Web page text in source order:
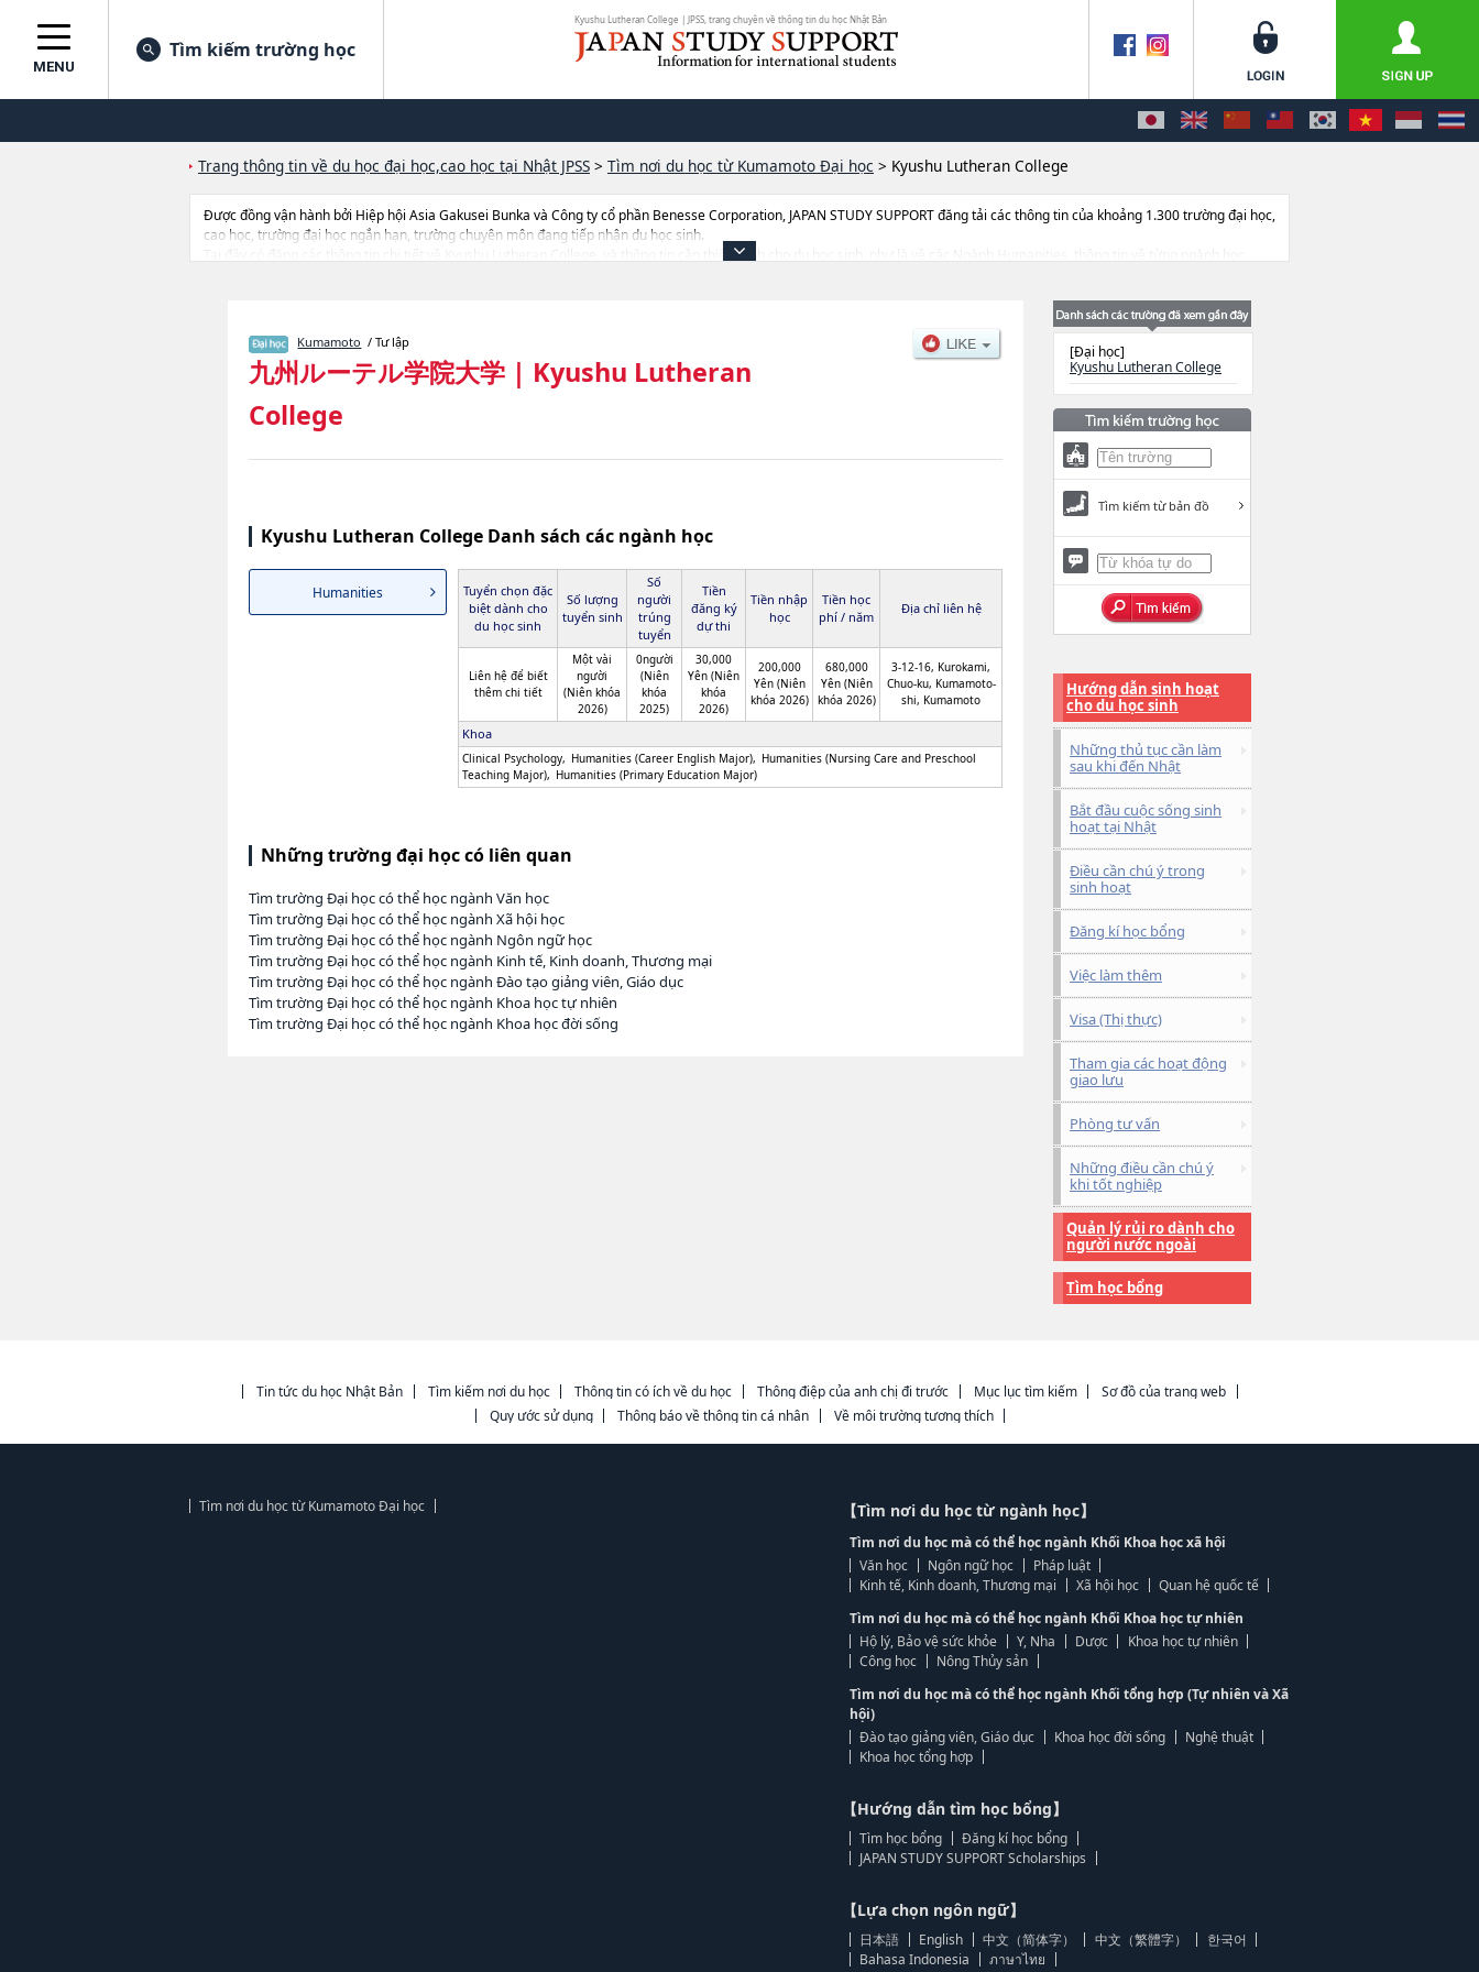
Kyushu Lutheran College | JPSS, trang chuyên về thông tin du học Nhật Bản
MENU
Tìm kiếm trường học
Trang thông tin về du học đại học,cao học tại Nhật JPSS > Tìm nơi du học từ Kumamoto Đại học > Kyushu Lutheran College
Được đồng vận hành bởi Hiệp hội Asia Gakusei Bunka và Công ty cổ phần Benesse Corporation, JAPAN STUDY SUPPORT đăng tải các thông tin của khoảng 1.300 trường đại học,
cao học, trường đại học ngắn hạn, trường chuyên môn đang tiếp nhận du học sinh.
Tại đây có đăng các thông tin chi tiết về Kyushu Lutheran College, và thông tin cần thiết dành cho du học sinh, như là về các Ngành Humanities, thông tin về từng ngành học,
Kumamoto / Tư lập
九州ルーテル学院大学 | Kyushu Lutheran
College
Kyushu Lutheran College Danh sách các ngành học
Humanities
Tuyển chọn đặc
biệt dành cho
du học sinh
Số lượng
tuyển sinh
Số
người
trúng
tuyển
Tiền
đăng ký
dự thi
Tiền nhập
học
Tiền học
phí / năm
Địa chỉ liên hệ
Liên hệ để biết
thêm chi tiết
Một vài
người
(Niên khóa
2026)
0người
(Niên
khóa
2025)
30,000
Yên (Niên
khóa
2026)
200,000
Yên (Niên
khóa 2026)
680,000
Yên (Niên
khóa 2026)
3-12-16, Kurokami,
Chuo-ku, Kumamoto-
shi, Kumamoto
Khoa
Clinical Psychology Humanities (Career English Major)
Humanities (Nursing Care and Preschool
Teaching Major)
Humanities (Primary Education Major)
Những trường đại học có liên quan
Tìm trường Đại học có thể học ngành Văn học
Tìm trường Đại học có thể học ngành Xã hội học
Tìm trường Đại học có thể học ngành Ngôn ngữ học
Tìm trường Đại học có thể học ngành Kinh tế, Kinh doanh, Thương mại
Tìm trường Đại học có thể học ngành Đào tạo giảng viên, Giáo dục
Tìm trường Đại học có thể học ngành Khoa học tự nhiên
Tìm trường Đại học có thể học ngành Khoa học đời sống
[Đại học]
Kyushu Lutheran College
Tìm kiếm từ bản đồ
Hướng dẫn sinh hoạt
cho du học sinh
Những thủ tục cần làm
sau khi đến Nhật
Bắt đầu cuộc sống sinh
hoạt tại Nhật
Điều cần chú ý trong
sinh hoạt
Đăng kí học bổng
Việc làm thêm
Visa (Thị thực)
Tham gia các hoạt động
giao lưu
Phòng tư vấn
Những điều cần chú ý
khi tốt nghiệp
Quản lý rủi ro dành cho
người nước ngoài
Tìm học bổng
Tin tức du học Nhật Bản Tìm kiếm nơi du học Thông tin có ích về du học Thông điệp của anh chị đi trước Mục lục tìm kiếm
Sơ đồ của trang web
Quy ước sử dụng
Thông báo về thông tin cá nhân Về môi trường tương thích
Tìm nơi du học từ Kumamoto Đại học 【Tìm nơi du học từ ngành học】
Tìm nơi du học mà có thể học ngành Khối Khoa học xã hội
Văn học
Ngôn ngữ học
Pháp luật
Kinh tế, Kinh doanh, Thương mại
Xã hội học
Quan hệ quốc tế
Tìm nơi du học mà có thể học ngành Khối Khoa học tự nhiên
Hộ lý, Bảo vệ sức khỏe
Y, Nha Dược
Khoa học tự nhiên
Công học
Nông Thủy sản
Tìm nơi du học mà có thể học ngành Khối tổng hợp (Tự nhiên và Xã
hội)
Đào tạo giảng viên, Giáo dục
Khoa học đời sống
Nghệ thuật
Khoa học tổng hợp
【Hướng dẫn tìm học bổng】
Tìm học bổng
Đăng kí học bổng
JAPAN STUDY SUPPORT Scholarships
【Lựa chọn ngôn ngữ】
日本語 English 中文（简体字） 中文（繁體字）
한국어
Bahasa Indonesia
ภาษาไทย